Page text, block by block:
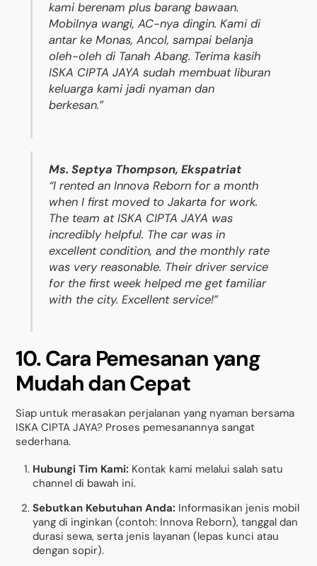
kami berenam plus barang bawaan.
Mobilnya wangi, AC-nya dingin. Kami di
antar ke Monas, Ancol, sampai belanja
oleh-oleh di Tanah Abang. Terima kasih
ISKA CIPTA JAYA sudah membuat liburan
keluarga kami jadi nyaman dan
berkesan.”
Ms. Septya Thompson, Ekspatriat
“I rented an Innova Reborn for a month
when I first moved to Jakarta for work.
The team at ISKA CIPTA JAYA was
incredibly helpful. The car was in
excellent condition, and the monthly rate
was very reasonable. Their driver service
for the first week helped me get familiar
with the city. Excellent service!”
10. Cara Pemesanan yang
Mudah dan Cepat
Siap untuk merasakan perjalanan yang nyaman bersama
ISKA CIPTA JAYA? Proses pemesanannya sangat
sederhana.
Hubungi Tim Kami: Kontak kami melalui salah satu
channel di bawah ini.
Sebutkan Kebutuhan Anda: Informasikan jenis mobil
yang di inginkan (contoh: Innova Reborn), tanggal dan
durasi sewa, serta jenis layanan (lepas kunci atau
dengan sopir).